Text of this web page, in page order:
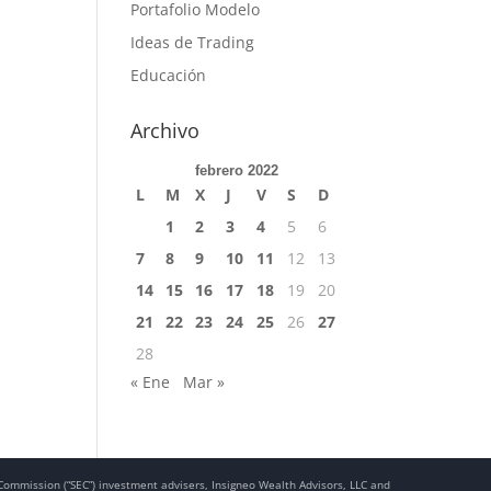
Portafolio Modelo
Ideas de Trading
Educación
Archivo
febrero 2022
L M X J V S
D
1
2 3 4 5
6
7
8 9 10 11 12
13
14
15 16 17 18 19
20
21
22 23 24 25 26
27
28
« Ene
Mar »
(“SEC”) investment advisers, Insigneo Wealth Advisors, LLC and